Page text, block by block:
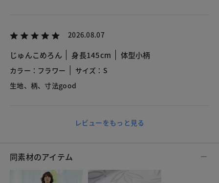
2026.08.07
じゅんこめろん 身長145cm 体型小柄
カラー：フラワー
サイズ：S
生地、柄、寸法good
レビューをもっと見る
同素材のアイテム